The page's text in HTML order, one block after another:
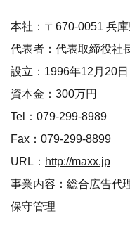
本社：〒670-0051 兵
代表者：代表取締役社
設立：1996年12月20日
資本金：300万円
Tel：079-299-8989
Fax：079-299-8899
URL： http://maxx.jp
事業内容：総合広告代
保守管理